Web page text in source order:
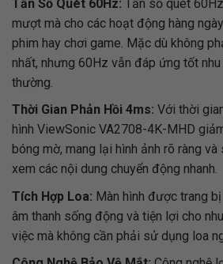
Tần Số Quét 60Hz: Tần số quét
mượt mà cho các hoạt động hàng
phim hay chơi game. Mặc dù không
nhất, nhưng 60Hz vẫn đáp ứng tốt
thường.
Thời Gian Phản Hồi 4ms: Với thời
hình ViewSonic VA2708-4K-MHD
bóng mờ, mang lại hình ảnh rõ ràng
xem các nội dung chuyển động nhanh.
Tích Hợp Loa: Màn hình được trang
âm thanh sống động và tiện lợi cho
việc mà không cần phải sử dụng loa